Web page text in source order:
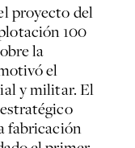
proyecto del
100
la
el
y militar. El
fabricación